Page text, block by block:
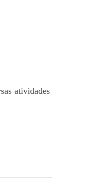
atividades